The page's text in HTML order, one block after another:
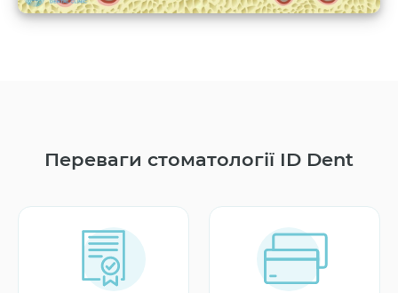
Переваги стоматології ID Dent